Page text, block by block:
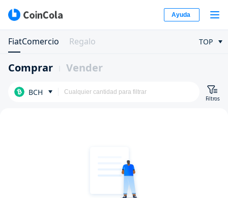
Ayuda
FiatComercio Regalo TOP
Comprar Vender
BCH
Filtros